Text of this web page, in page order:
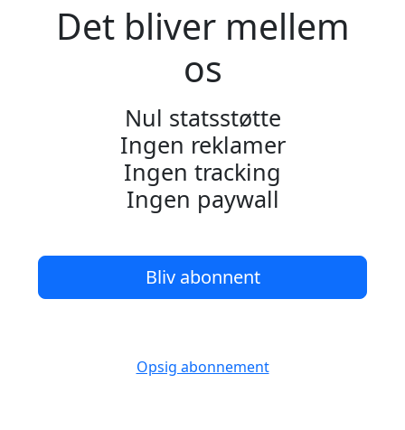
Det bliver mellem
os
Nul statsstøtte
Ingen reklamer
Ingen tracking
Ingen paywall
Bliv abonnent
Opsig abonnement